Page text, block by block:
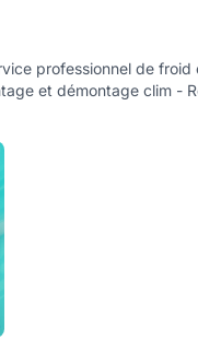
professionnel de froid
et démontage clim -